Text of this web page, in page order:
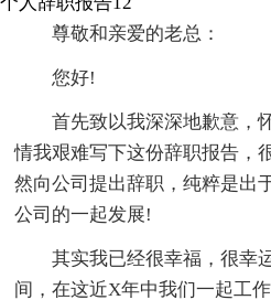
尊敬和亲爱的老总：
您好!
首先致以我深深地歉意，
情我艰难写下这份辞职报告，
然向公司提出辞职，纯粹是出
公司的一起发展!
其实我已经很幸福，很幸
间，在这近X年中我们一起工